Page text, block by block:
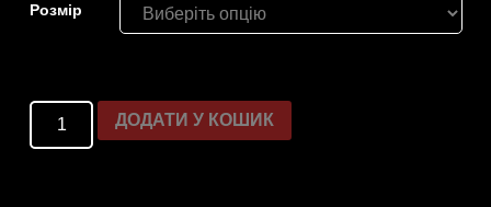
Розмiр
ДОДАТИ У КОШИК